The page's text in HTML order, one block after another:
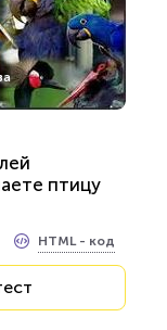
птицу
HTML - код